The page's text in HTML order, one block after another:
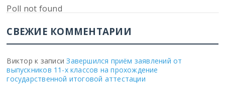
Poll not found
СВЕЖИЕ КОММЕНТАРИИ
Виктор к записиЗавершился приём заявлений от
выпускников 11-х классов на прохождение
государственной итоговой аттестации